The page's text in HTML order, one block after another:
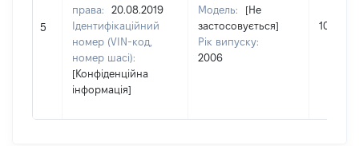
5
права:
20.08.2019
Ідентифікаційний
номер (VIN-код,
номер шасі):
[Конфіденційна
інформація]
Модель:
[Не
застосовується]
Рік випуску:
2006
100000